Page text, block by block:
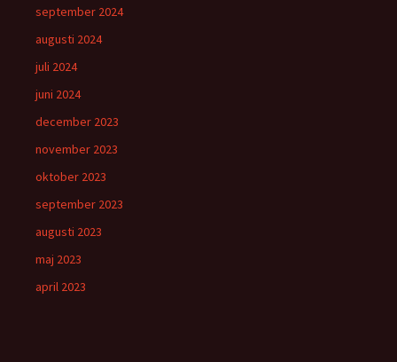
september 2024
augusti 2024
juli 2024
juni 2024
december 2023
november 2023
oktober 2023
september 2023
augusti 2023
maj 2023
april 2023